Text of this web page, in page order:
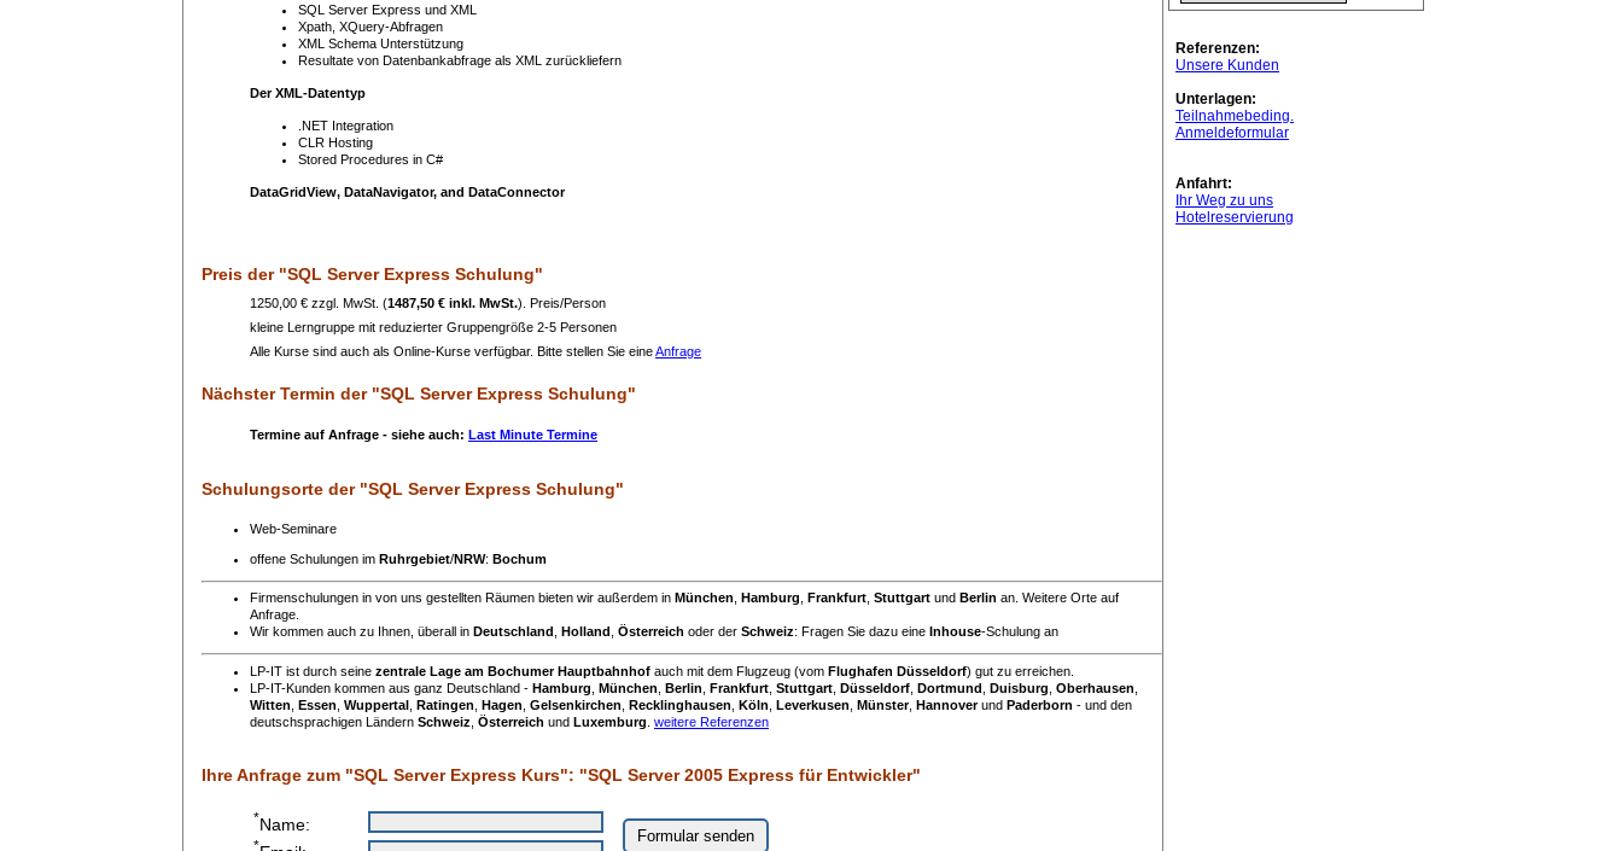
SQL Server Express und XML
Xpath, XQuery-Abfragen
XML Schema Unterstützung
Resultate von Datenbankabfrage als XML zurückliefern
Der XML-Datentyp
.NET Integration
CLR Hosting
Stored Procedures in C#
DataGridView, DataNavigator, and DataConnector
Preis der "SQL Server Express Schulung"
1250,00 € zzgl. MwSt. (1487,50 € inkl. MwSt.). Preis/Person
kleine Lerngruppe mit reduzierter Gruppengröße 2-5 Personen
Alle Kurse sind auch als Online-Kurse verfügbar. Bitte stellen Sie eineAnfrage
Nächster Termin der "SQL Server Express Schulung"
Termine auf Anfrage - siehe auch: Last Minute Termine
Schulungsorte der "SQL Server Express Schulung"
Web-Seminare
offene Schulungen im Ruhrgebiet/NRW: Bochum
Firmenschulungen in von uns gestellten Räumen bieten wir außerdem in München Hamburg Frankfurt Stuttgart und Berlin an. Weitere Orte auf
Anfrage.
Wir kommen auch zu Ihnen, überall in Deutschland Holland Österreich oder der Schweiz: Fragen Sie dazu eine Inhouse-Schulung an
LP-IT ist durch seine zentrale Lage am Bochumer Hauptbahnhof auch mit dem Flugzeug (vom Flughafen Düsseldorf) gut zu erreichen.
LP-IT-Kunden kommen aus ganz Deutschland - Hamburg München Berlin Frankfurt Stuttgart Düsseldorf Dortmund Duisburg Oberhausen
Witten Essen Wuppertal Ratingen Hagen Gelsenkirchen Recklinghausen Köln Leverkusen Münster, Hannoverund Paderborn - und den
deutschsprachigen Ländern Schweiz Österreich und Luxemburg weitere Referenzen
Ihre Anfrage zum "SQL Server Express Kurs": "SQL Server 2005 Express für Entwickler"
*Name:
*
Referenzen:
Unsere Kunden
Unterlagen:
Teilnahmebeding.
Anmeldeformular
Anfahrt:
Ihr Weg zu uns
Hotelreservierung